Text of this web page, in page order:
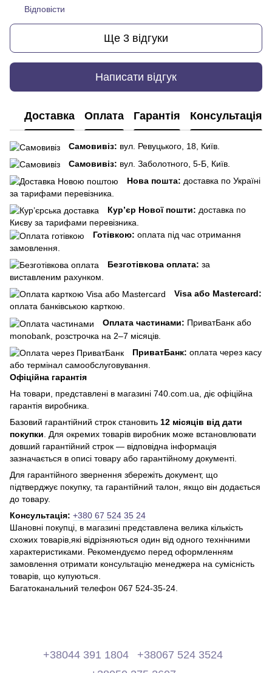
Відповісти
Ще 3 відгуки
Написати відгук
Доставка Оплата Гарантія Консультація
Самовивіз: вул. Ревуцького, 18, Київ.
Самовивіз: вул. Заболотного, 5-Б, Київ.
Нова пошта: доставка по Україні
за тарифами перевізника.
Кур’єр Нової пошти: доставка по
Києву за тарифами перевізника.
Готівкою: оплата під час отримання
замовлення.
Безготівкова оплата: за
виставленим рахунком.
Visa або Mastercard:
оплата банківською карткою.
Оплата частинами: ПриватБанк або
monobank, розстрочка на 2–7 місяців.
ПриватБанк: оплата через касу
або термінал самообслуговування.
Офіційна гарантія
На товари, представлені в магазині 740.com.ua, діє офіційна
гарантія виробника.
Базовий гарантійний строк становить 12 місяців від дати
покупки . Для окремих товарів виробник може встановлювати
довший гарантійний строк — відповідна інформація
зазначається в описі товару або гарантійному документі.
Для гарантійного звернення збережіть документ, що
підтверджує покупку, та гарантійний талон, якщо він додається
до товару.
Консультація: +380 67 524 35 24
Шановні покупці, в магазині представлена ​​велика кількість
схожих товарів,які відрізняються один від одного технічними
характеристиками. Рекомендуємо перед оформленням
замовлення отримати консультацію менеджера на сумісність
товарів, що купуються.
Багатоканальний телефон 067 524-35-24.
+38044 391 1804
+38067 524 3524